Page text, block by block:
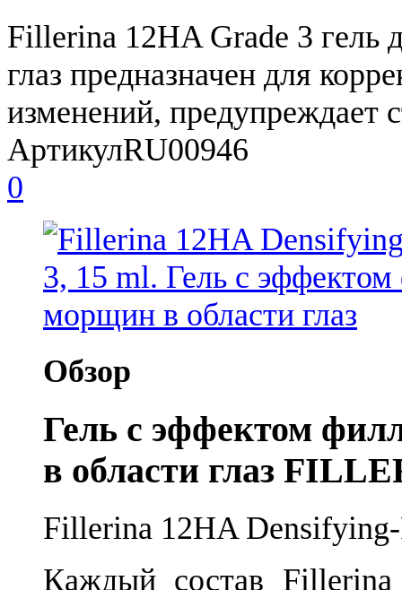
Fillerina 12HA Grade 3 гель
глаз предназначен для
изменений, предупреждает
АртикулRU00946
0
Обзор
Гель с эффектом
в области глаз
Fillerina 12HA
Каждый состав